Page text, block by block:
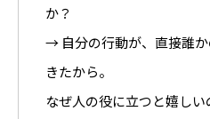
か？
→ 自分の行動が、直接誰
きたから。
なぜ人の役に立つと嬉しい